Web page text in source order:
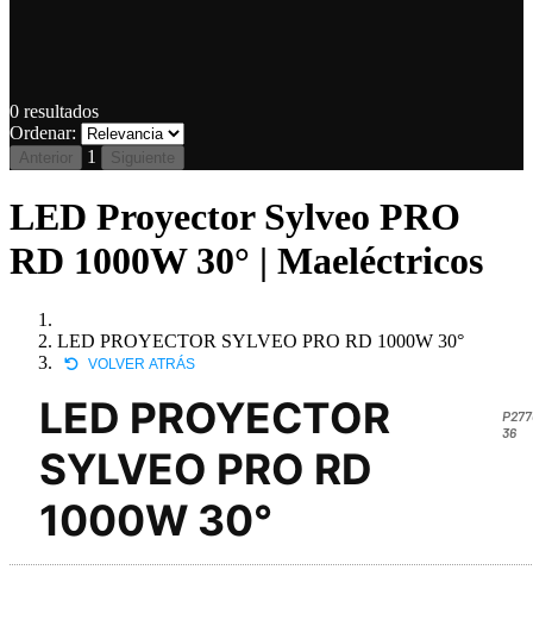
0 resultados
Ordenar:
Anterior 1 Siguiente
LED Proyector Sylveo PRO
RD 1000W 30° | Maeléctricos
LED PROYECTOR SYLVEO PRO RD 1000W 30°
VOLVER ATRÁS
LED PROYECTOR
SYLVEO PRO RD
1000W 30°
36